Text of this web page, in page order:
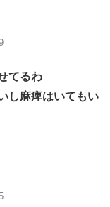
てるわ
し麻痺はいてもい